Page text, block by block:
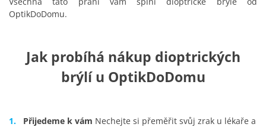
OptikDoDomu.
Jak probíhá nákup dioptrických
brýlí u OptikDoDomu
Přijedeme k vám Nechejte si přeměřit svůj zrak u lékaře a